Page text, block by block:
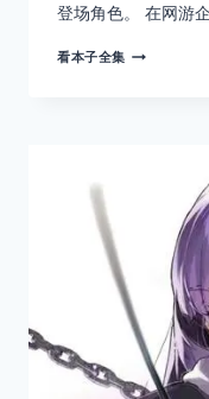
登场角色。 在网游
看本子全集 贞